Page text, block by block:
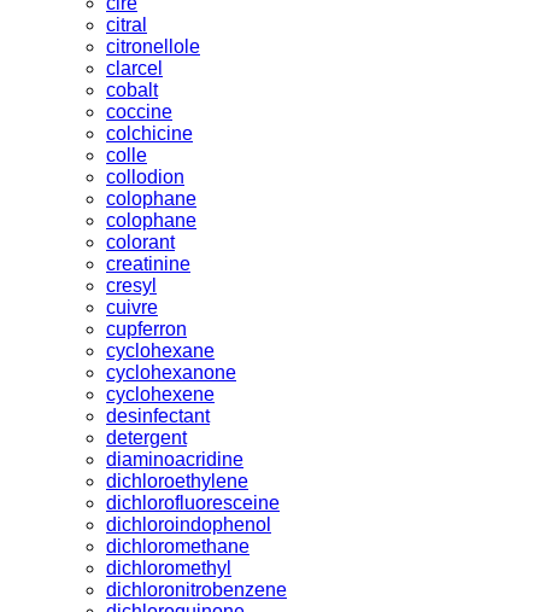
citral
citronellole
clarcel
cobalt
coccine
colchicine
colle
collodion
colophane
colophane
colorant
creatinine
cresyl
cuivre
cupferron
cyclohexane
cyclohexanone
cyclohexene
desinfectant
detergent
diaminoacridine
dichloroethylene
dichlorofluoresceine
dichloroindophenol
dichloromethane
dichloromethyl
dichloronitrobenzene